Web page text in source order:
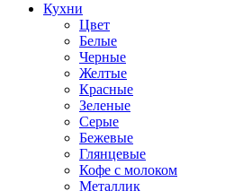
Кухни
Цвет
Белые
Черные
Желтые
Красные
Зеленые
Серые
Бежевые
Глянцевые
Кофе с молоком
Металлик